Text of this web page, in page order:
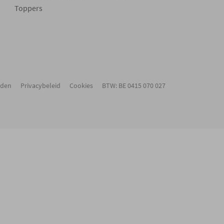
Toppers
Privacybeleid Cookies BTW: BE 0415 070 027